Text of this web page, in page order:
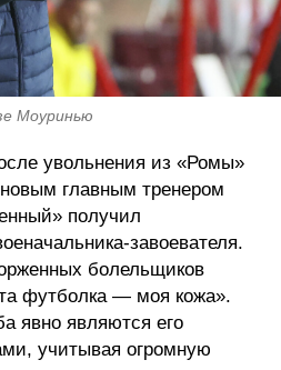
Моуринью
увольнения из «Ромы»
главным тренером
получил
завоевателя.
болельщиков
футболка — моя кожа».
явно являются его
учитывая огромную